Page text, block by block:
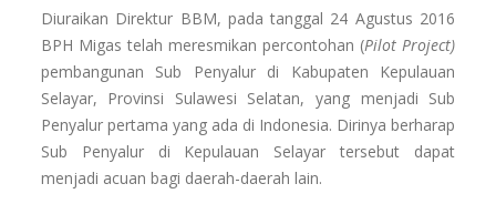
Diuraikan Direktur BBM, pada tanggal 24 Agustus 2016
BPH Migas telah meresmikan percontohan (Pilot Project)
pembangunan Sub Penyalur di Kabupaten Kepulauan
Selayar, Provinsi Sulawesi Selatan, yang menjadi Sub
Penyalur pertama yang ada di Indonesia. Dirinya berharap
Sub Penyalur di Kepulauan Selayar tersebut dapat
menjadi acuan bagi daerah-daerah lain.